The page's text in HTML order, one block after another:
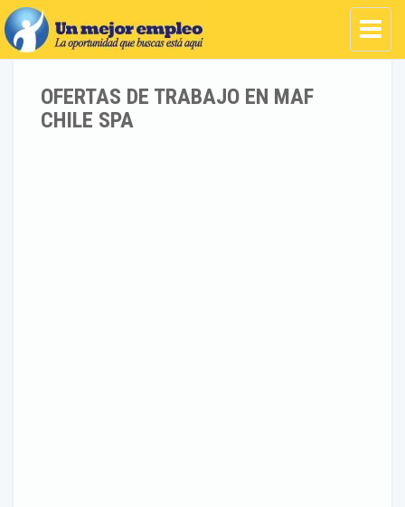
OFERTAS DE TRABAJO EN MAF
CHILE SPA